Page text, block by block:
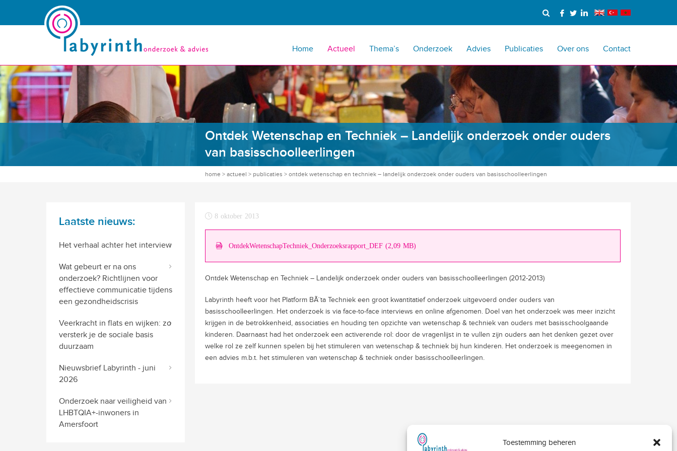
Toestemming beheren
Home Actueel Thema’s Onderzoek Advies Publicaties Over ons Contact
Ontdek Wetenschap en Techniek – Landelijk onderzoek onder ouders
van basisschoolleerlingen
home > actueel > publicaties > ontdek wetenschap en techniek – landelijk onderzoek onder ouders van basisschoolleerlingen
Laatste nieuws:
Het verhaal achter het interview
Wat gebeurt er na ons
onderzoek? Richtlijnen voor
effectieve communicatie tijdens
een gezondheidscrisis
Veerkracht in flats en wijken: zo
versterk je de sociale basis
duurzaam
Nieuwsbrief Labyrinth - juni
2026
Onderzoek naar veiligheid van
LHBTQIA+-inwoners in
Amersfoort
8 oktober 2013
OntdekWetenschapTechniek_Onderzoeksrapport_DEF (2,09 MB)
Ontdek Wetenschap en Techniek – Landelijk onderzoek onder ouders van basisschoolleerlingen (2012-2013)
Labyrinth heeft voor het Platform BÃ¨ta Techniek een groot kwantitatief onderzoek uitgevoerd onder ouders van
basisschoolleerlingen. Het onderzoek is via face-to-face interviews en online afgenomen. Doel van het onderzoek was meer inzicht
krijgen in de betrokkenheid, associaties en houding ten opzichte van wetenschap & techniek van ouders met basisschoolgaande
kinderen. Daarnaast had het onderzoek een activerende rol: door de vragenlijst in te vullen zijn ouders aan het denken gezet over
welke rol ze zelf kunnen spelen bij het stimuleren van wetenschap & techniek bij hun kinderen. Het onderzoek is meegenomen in
een advies m.b.t. het stimuleren van wetenschap & techniek onder basisschoolleerlingen.